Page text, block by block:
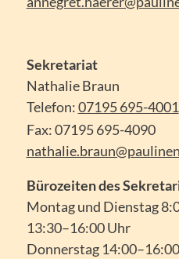
Sekretariat
Nathalie Braun
Telefon:07195 695-4001
Fax: 07195 695-4090
Bürozeiten des
Montag und Dienstag
13:30–16:00 Uhr
Donnerstag